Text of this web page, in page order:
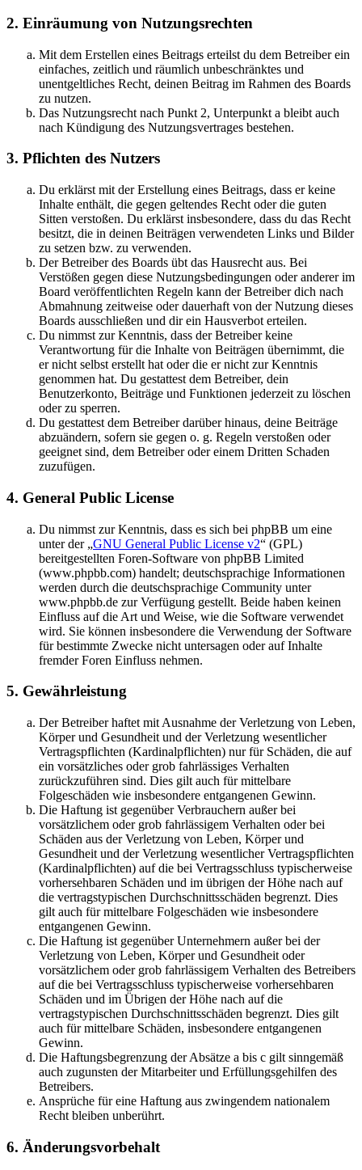
2. Einräumung von Nutzungsrechten
Mit dem Erstellen eines Beitrags erteilst du dem Betreiber ein
einfaches, zeitlich und räumlich unbeschränktes und
unentgeltliches Recht, deinen Beitrag im Rahmen des Boards
zu nutzen.
Das Nutzungsrecht nach Punkt 2, Unterpunkt a bleibt auch
nach Kündigung des Nutzungsvertrages bestehen.
3. Pflichten des Nutzers
Du erklärst mit der Erstellung eines Beitrags, dass er keine
Inhalte enthält, die gegen geltendes Recht oder die guten
Sitten verstoßen. Du erklärst insbesondere, dass du das Recht
besitzt, die in deinen Beiträgen verwendeten Links und Bilder
zu setzen bzw. zu verwenden.
Der Betreiber des Boards übt das Hausrecht aus. Bei
Verstößen gegen diese Nutzungsbedingungen oder anderer im
Board veröffentlichten Regeln kann der Betreiber dich nach
Abmahnung zeitweise oder dauerhaft von der Nutzung dieses
Boards ausschließen und dir ein Hausverbot erteilen.
Du nimmst zur Kenntnis, dass der Betreiber keine
Verantwortung für die Inhalte von Beiträgen übernimmt, die
er nicht selbst erstellt hat oder die er nicht zur Kenntnis
genommen hat. Du gestattest dem Betreiber, dein
Benutzerkonto, Beiträge und Funktionen jederzeit zu löschen
oder zu sperren.
Du gestattest dem Betreiber darüber hinaus, deine Beiträge
abzuändern, sofern sie gegen o. g. Regeln verstoßen oder
geeignet sind, dem Betreiber oder einem Dritten Schaden
zuzufügen.
4. General Public License
Du nimmst zur Kenntnis, dass es sich bei phpBB um eine
unter der „GNU General Public License v2“ (GPL)
bereitgestellten Foren-Software von phpBB Limited
(www.phpbb.com) handelt; deutschsprachige Informationen
werden durch die deutschsprachige Community unter
www.phpbb.de zur Verfügung gestellt. Beide haben keinen
Einfluss auf die Art und Weise, wie die Software verwendet
wird. Sie können insbesondere die Verwendung der Software
für bestimmte Zwecke nicht untersagen oder auf Inhalte
fremder Foren Einfluss nehmen.
5. Gewährleistung
Der Betreiber haftet mit Ausnahme der Verletzung von Leben,
Körper und Gesundheit und der Verletzung wesentlicher
Vertragspflichten (Kardinalpflichten) nur für Schäden, die auf
ein vorsätzliches oder grob fahrlässiges Verhalten
zurückzuführen sind. Dies gilt auch für mittelbare
Folgeschäden wie insbesondere entgangenen Gewinn.
Die Haftung ist gegenüber Verbrauchern außer bei
vorsätzlichem oder grob fahrlässigem Verhalten oder bei
Schäden aus der Verletzung von Leben, Körper und
Gesundheit und der Verletzung wesentlicher Vertragspflichten
(Kardinalpflichten) auf die bei Vertragsschluss typischerweise
vorhersehbaren Schäden und im übrigen der Höhe nach auf
die vertragstypischen Durchschnittsschäden begrenzt. Dies
gilt auch für mittelbare Folgeschäden wie insbesondere
entgangenen Gewinn.
Die Haftung ist gegenüber Unternehmern außer bei der
Verletzung von Leben, Körper und Gesundheit oder
vorsätzlichem oder grob fahrlässigem Verhalten des Betreibers
auf die bei Vertragsschluss typischerweise vorhersehbaren
Schäden und im Übrigen der Höhe nach auf die
vertragstypischen Durchschnittsschäden begrenzt. Dies gilt
auch für mittelbare Schäden, insbesondere entgangenen
Gewinn.
Die Haftungsbegrenzung der Absätze a bis c gilt sinngemäß
auch zugunsten der Mitarbeiter und Erfüllungsgehilfen des
Betreibers.
Ansprüche für eine Haftung aus zwingendem nationalem
Recht bleiben unberührt.
6. Änderungsvorbehalt